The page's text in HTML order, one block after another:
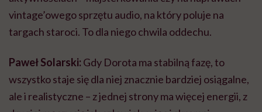
vintage’owego sprzętu audio, na który poluje na
targach staroci. To dla niego chwila oddechu.
Paweł Solarski: Gdy Dorota ma stabilną fazę, to
wszystko staje się dla niej znacznie bardziej osiągalne,
ale i realistyczne – z jednej strony ma więcej energii, z